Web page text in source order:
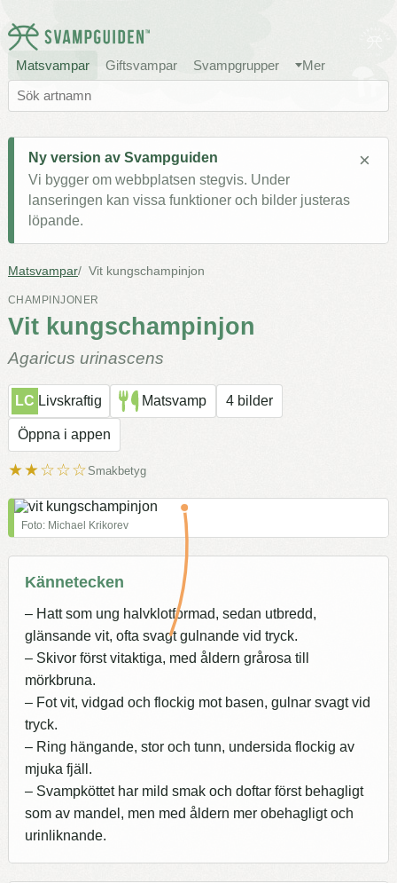
Matsvampar Giftsvampar Svampgrupper Mer
Ny version av Svampguiden
Vi bygger om webbplatsen stegvis. Under
lanseringen kan vissa funktioner och bilder justeras
löpande.
×
Matsvampar Vit kungschampinjon
CHAMPINJONER
Vit kungschampinjon
Agaricus urinascens
LC Livskraftig Matsvamp 4 bilder
Öppna i appen
★★☆☆☆Smakbetyg
Foto: Michael Krikorev
Kännetecken
– Hatt som ung halvklotformad, sedan utbredd,
glänsande vit, ofta svagt gulnande vid tryck.
– Skivor först vitaktiga, med åldern grårosa till
mörkbruna.
– Fot vit, vidgad och flockig mot basen, gulnar svagt vid
tryck.
– Ring hängande, stor och tunn, undersida flockig av
mjuka fjäll.
– Svampköttet har mild smak och doftar först behagligt
som av mandel, men med åldern mer obehagligt och
urinliknande.